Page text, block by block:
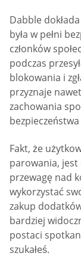
Dabble
była w pełni
członków
podczas
blokowania i
przyznaje
zachowania
Fakt, że
parowania,
przewagę nad
wykorzystać
zakup
bardziej
postaci
szukałeś.